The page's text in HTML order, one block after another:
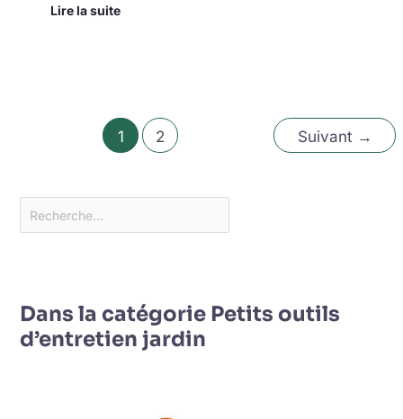
Lire la suite
1 2 Suivant →
Dans la catégorie Petits outils
d’entretien jardin